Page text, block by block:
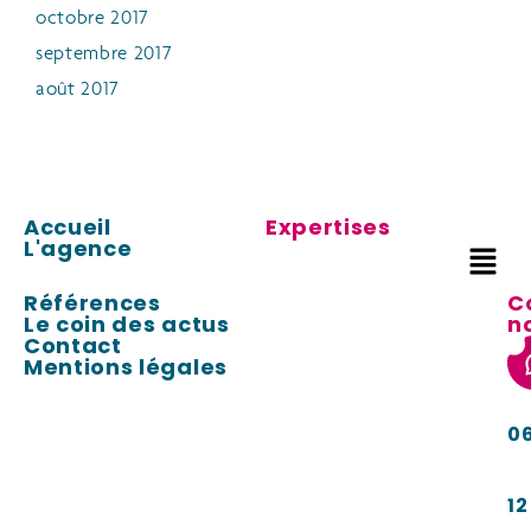
octobre 2017
septembre 2017
août 2017
Accueil
L'agence
Expertises
Références
Le coin des actus
Contact
Mentions légales
12